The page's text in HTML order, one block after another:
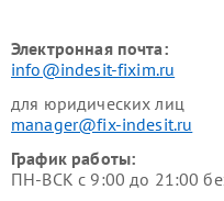
Электронная почта:
info@indesit-fixim.ru
для юридических лиц
manager@fix-indesit.ru
График работы:
ПН-ВСК с 9:00 до 21:00